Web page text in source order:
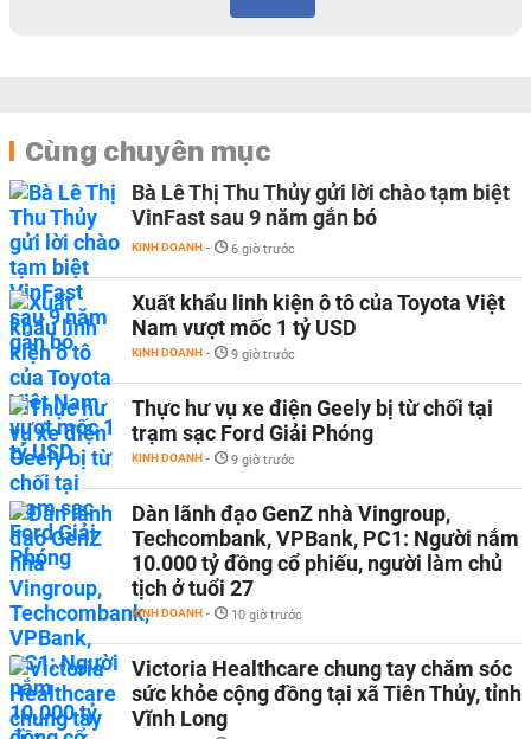
Cùng chuyên mục
Bà Lê Thị Thu Thủy gửi lời chào tạm biệt
VinFast sau 9 năm gắn bó
KINH DOANH - 6 giờ trước
Xuất khẩu linh kiện ô tô của Toyota Việt
Nam vượt mốc 1 tỷ USD
KINH DOANH - 9 giờ trước
Thực hư vụ xe điện Geely bị từ chối tại
trạm sạc Ford Giải Phóng
KINH DOANH - 9 giờ trước
Dàn lãnh đạo GenZ nhà Vingroup,
Techcombank, VPBank, PC1: Người nắm
10.000 tỷ đồng cổ phiếu, người làm chủ
tịch ở tuổi 27
KINH DOANH - 10 giờ trước
Victoria Healthcare chung tay chăm sóc
sức khỏe cộng đồng tại xã Tiên Thủy, tỉnh
Vĩnh Long